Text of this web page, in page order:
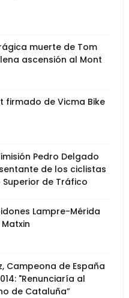
muerte de Tom
ascensión al Mont
firmado de Vicma Bike
Pedro Delgado
de los ciclistas
Superior de Tráfico
Lampre-Mérida
Campeona de España
"Renunciaría al
de Cataluña”